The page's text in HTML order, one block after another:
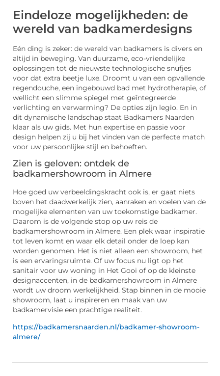
Eindeloze mogelijkheden: de
wereld van badkamerdesigns
Eén ding is zeker: de wereld van badkamers is divers en
altijd in beweging. Van duurzame, eco-vriendelijke
oplossingen tot de nieuwste technologische snufjes
voor dat extra beetje luxe. Droomt u van een opvallende
regendouche, een ingebouwd bad met hydrotherapie, of
wellicht een slimme spiegel met geïntegreerde
verlichting en verwarming? De opties zijn legio. En in
dit dynamische landschap staat Badkamers Naarden
klaar als uw gids. Met hun expertise en passie voor
design helpen zij u bij het vinden van de perfecte match
voor uw persoonlijke stijl en behoeften.
Zien is geloven: ontdek de
badkamershowroom in Almere
Hoe goed uw verbeeldingskracht ook is, er gaat niets
boven het daadwerkelijk zien, aanraken en voelen van de
mogelijke elementen van uw toekomstige badkamer.
Daarom is de volgende stop op uw reis de
badkamershowroom in Almere. Een plek waar inspiratie
tot leven komt en waar elk detail onder de loep kan
worden genomen. Het is niet alleen een showroom, het
is een ervaringsruimte. Of uw focus nu ligt op het
sanitair voor uw woning in Het Gooi of op de kleinste
designaccenten, in de badkamershowroom in Almere
wordt uw droom werkelijkheid. Stap binnen in de mooie
showroom, laat u inspireren en maak van uw
badkamervisie een prachtige realiteit.
https://badkamersnaarden.nl/badkamer-showroom-
almere/